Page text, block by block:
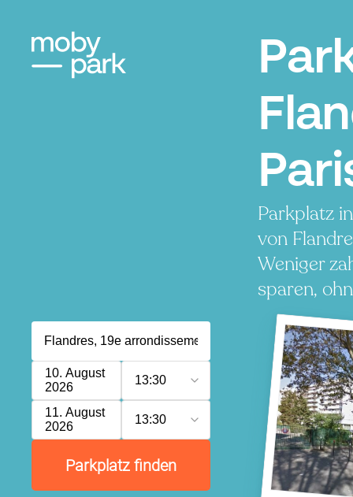
Parkplatz
von
Weniger
sparen,
10. August
2026
13:30
11. August
2026
13:30
Parkplatz finden